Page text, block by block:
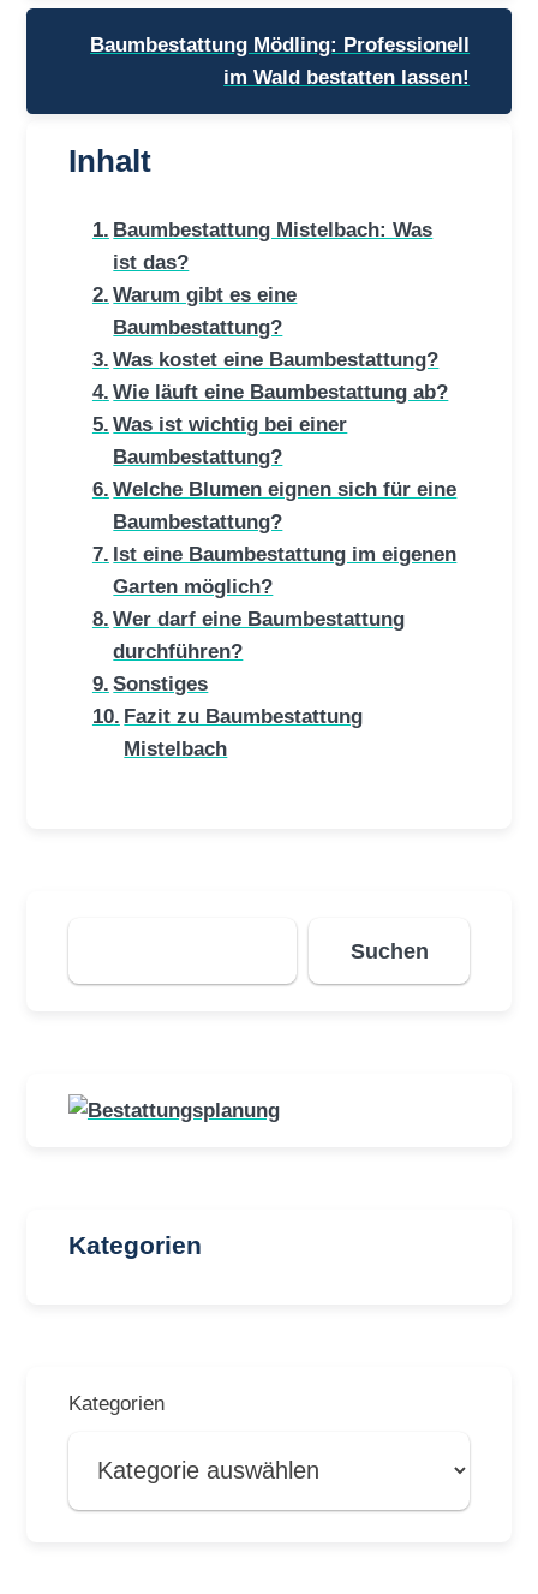
Baumbestattung Mödling: Professionell
im Wald bestatten lassen!
Inhalt
Baumbestattung Mistelbach: Was
ist das?
Warum gibt es eine
Baumbestattung?
Was kostet eine Baumbestattung?
Wie läuft eine Baumbestattung ab?
Was ist wichtig bei einer
Baumbestattung?
Welche Blumen eignen sich für eine
Baumbestattung?
Ist eine Baumbestattung im eigenen
Garten möglich?
Wer darf eine Baumbestattung
durchführen?
Sonstiges
Fazit zu Baumbestattung
Mistelbach
Suchen
Suchen
Kategorien
Kategorien